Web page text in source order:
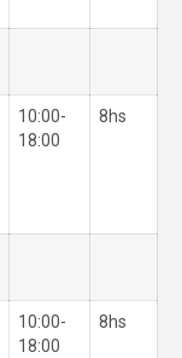
10:00-
18:00
8hs
10:00-
18:00
8hs